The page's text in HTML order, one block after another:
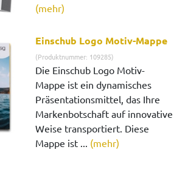
(mehr)
Einschub Logo Motiv-Mappe
(Produktnummer: 109285)
Die Einschub Logo Motiv-
Mappe ist ein dynamisches
Präsentationsmittel, das Ihre
Markenbotschaft auf innovative
Weise transportiert. Diese
Mappe ist ... (mehr)